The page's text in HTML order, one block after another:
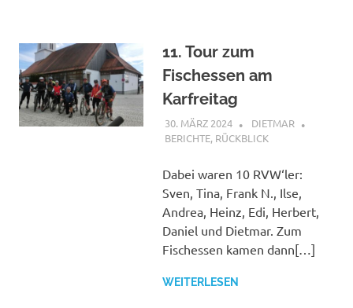
11. Tour zum
Fischessen am
Karfreitag
30. MÄRZ 2024
DIETMAR
BERICHTE, RÜCKBLICK
Dabei waren 10 RVW‘ler:
Sven, Tina, Frank N., Ilse,
Andrea, Heinz, Edi, Herbert,
Daniel und Dietmar. Zum
Fischessen kamen dann[…]
WEITERLESEN